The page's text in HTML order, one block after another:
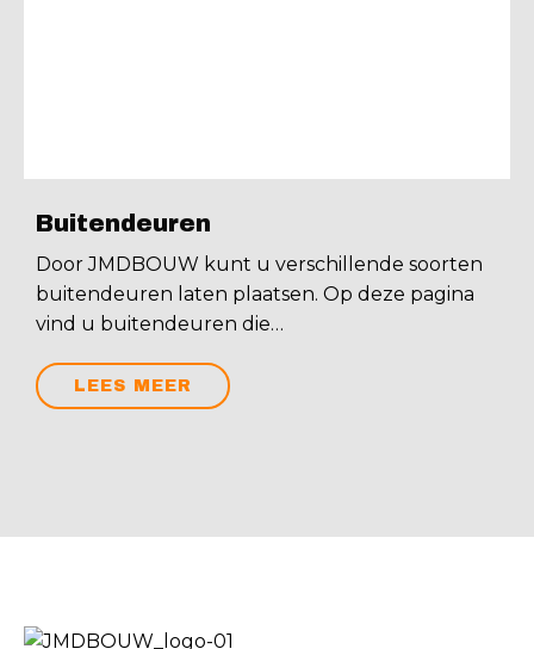
Buitendeuren
Door JMDBOUW kunt u verschillende soorten
buitendeuren laten plaatsen. Op deze pagina
vind u buitendeuren die…
LEES MEER